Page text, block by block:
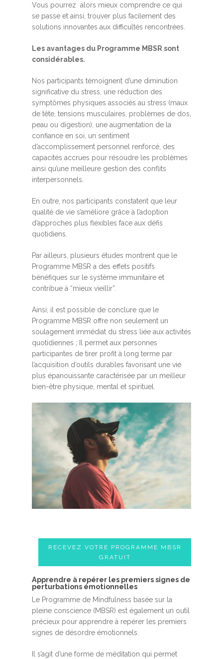
Vous pourrez alors mieux comprendre ce qui
se passe et ainsi, trouver plus facilement des
solutions innovantes aux difficultés rencontrées.
Les avantages du Programme MBSR sont
considérables.
Nos participants témoignent d’une diminution
significative du stress, une réduction des
symptômes physiques associés au stress (maux
de tête, tensions musculaires, problèmes de dos,
peau ou digestion), une augmentation de la
confiance en soi, un sentiment
d’accomplissement personnel renforcé, des
capacités accrues pour résoudre les problèmes
ainsi qu’une meilleure gestion des conflits
interpersonnels.
En outre, nos participants constatent que leur
qualité de vie s’améliore grâce à l’adoption
d’approches plus flexibles face aux défis
quotidiens.
Par ailleurs, plusieurs études montrent que le
Programme MBSR a des effets positifs
bénéfiques sur le système immunitaire et
contribue à “mieux vieillir”.
Ainsi, il est possible de conclure que le
Programme MBSR offre non seulement un
soulagement immédiat du stress liée aux activités
quotidiennes ; Il permet aux personnes
participantes de tirer profit à long terme par
l’acquisition d’outils durables favorisant une vie
plus épanouissante caractérisée par un meilleur
bien-être physique, mental et spirituel.
RECEVEZ VOTRE PROGRAMME MBSR
GRATUIT
A​pprendre à repérer les premiers signes de
perturbations émotionnelles
Le Programme de Mindfulness basée sur la
pleine conscience (MBSR) est également un outil
précieux pour apprendre à repérer les premiers
signes de désordre émotionnels.
Il s’agit d’une forme de méditation qui permet